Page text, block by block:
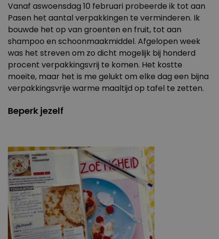
Vanaf aswoensdag 10 februari probeerde ik tot aan
Pasen het aantal verpakkingen te verminderen. Ik
bouwde het op van groenten en fruit, tot aan
shampoo en schoonmaakmiddel. Afgelopen week
was het streven om zo dicht mogelijk bij honderd
procent verpakkingsvrij te komen. Het kostte
moeite, maar het is me gelukt om elke dag een bijna
verpakkingsvrije warme maaltijd op tafel te zetten.
Beperk jezelf